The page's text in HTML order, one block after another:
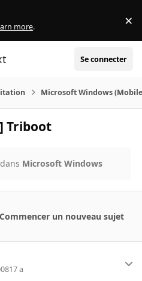
more. ×
Se connecter
Microsoft Windows
Triboot
dans Microsoft Windows
Commencer un nouveau sujet
17 a